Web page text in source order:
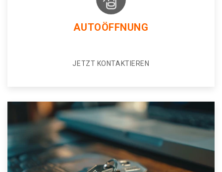
AUTOÖFFNUNG
JETZT KONTAKTIEREN